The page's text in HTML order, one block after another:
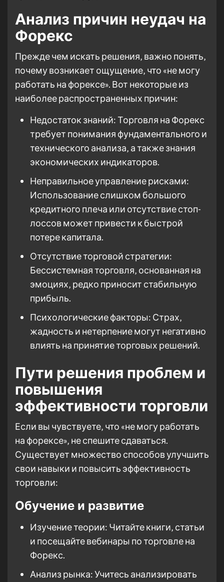
Анализ причин неудач на
Форекс
Прежде чем искать решения‚ важно понять‚
почему возникает ощущение‚ что «не могу
работать на форексе». Вот некоторые из
наиболее распространенных причин:
Недостаток знаний: Торговля на Форекс
требует понимания фундаментального и
технического анализа‚ а также знания
экономических индикаторов.
Неправильное управление рисками:
Использование слишком большого
кредитного плеча или отсутствие стоп-
лоссов может привести к быстрой
потере капитала.
Отсутствие торговой стратегии:
Бессистемная торговля‚ основанная на
эмоциях‚ редко приносит стабильную
прибыль.
Психологические факторы: Страх‚
жадность и нетерпение могут негативно
влиять на принятие торговых решений.
Пути решения проблем и
повышения
эффективности торговли
Если вы чувствуете‚ что «не могу работать
на форексе»‚ не спешите сдаваться.
Существует множество способов улучшить
свои навыки и повысить эффективность
торговли:
Обучение и развитие
Изучение теории: Читайте книги‚ статьи
и посещайте вебинары по торговле на
Форекс.
Анализ рынка: Учитесь анализировать